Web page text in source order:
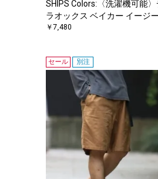
SHIPS Colors:〈洗濯機可能〉
ラオックス ベイカー イージ
ンツ2◇
￥7,480
セール 別注